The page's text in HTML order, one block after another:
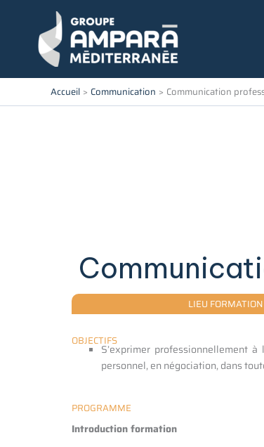
Accueil Communication Communication
LIEU
OBJECTIFS
S’exprimer professionnellement
personnel, en négociation, dans
PROGRAMME
Introduction formation